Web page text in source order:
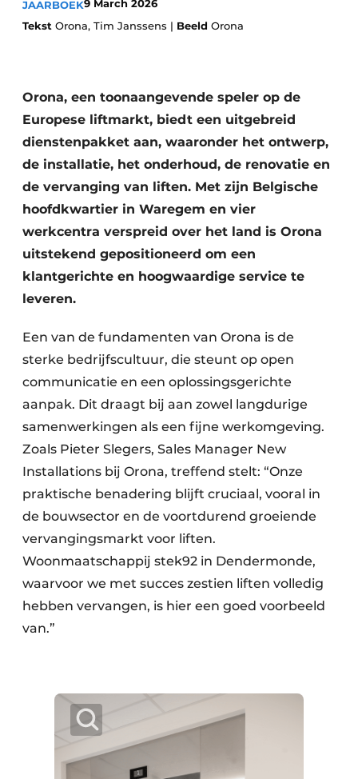
Aanmelden
Bedrijven
Bedrijven
Contact
Brandveiligheid
BIM
Evenementen
Dak & Gevel
Houtbouw
Keukens
Renovatie
Software
Toegangscontrole
Zonwering
JAARBOEK9 March 2026
Tekst Orona, Tim Janssens | Beeld Orona
Orona, een toonaangevende speler op de
Europese liftmarkt, biedt een uitgebreid
dienstenpakket aan, waaronder het ontwerp,
de installatie, het onderhoud, de renovatie en
de vervanging van liften. Met zijn Belgische
hoofdkwartier in Waregem en vier
werkcentra verspreid over het land is Orona
uitstekend gepositioneerd om een
klantgerichte en hoogwaardige service te
leveren.
Een van de fundamenten van Orona is de
sterke bedrijfscultuur, die steunt op open
communicatie en een oplossingsgerichte
aanpak. Dit draagt bij aan zowel langdurige
samenwerkingen als een fijne werkomgeving.
Zoals Pieter Slegers, Sales Manager New
Installations bij Orona, treffend stelt: “Onze
praktische benadering blijft cruciaal, vooral in
de bouwsector en de voortdurend groeiende
vervangingsmarkt voor liften.
Woonmaatschappij stek92 in Dendermonde,
waarvoor we met succes zestien liften volledig
hebben vervangen, is hier een goed voorbeeld
van.”